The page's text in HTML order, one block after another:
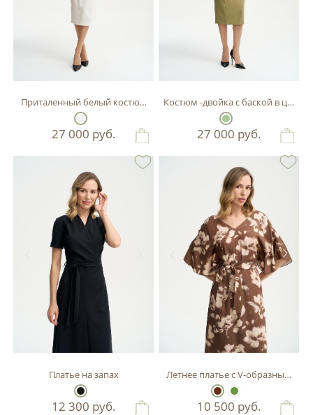
Приталенный белый костюм-двойка с баской.
27 000 руб.
Костюм -двойка с
27 000 руб.
Платье на запах
12 300 руб.
Летнее платье с V-образным
10 500 руб.